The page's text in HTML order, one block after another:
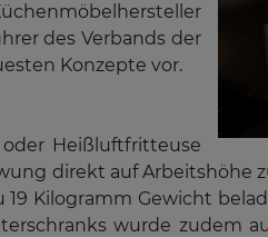
des Verbands der
Konzepte vor.
Heißluftfritteuse
direkt auf Arbeitshöhe
Kilogramm Gewicht
wurde zudem